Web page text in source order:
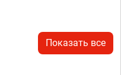
Показать все